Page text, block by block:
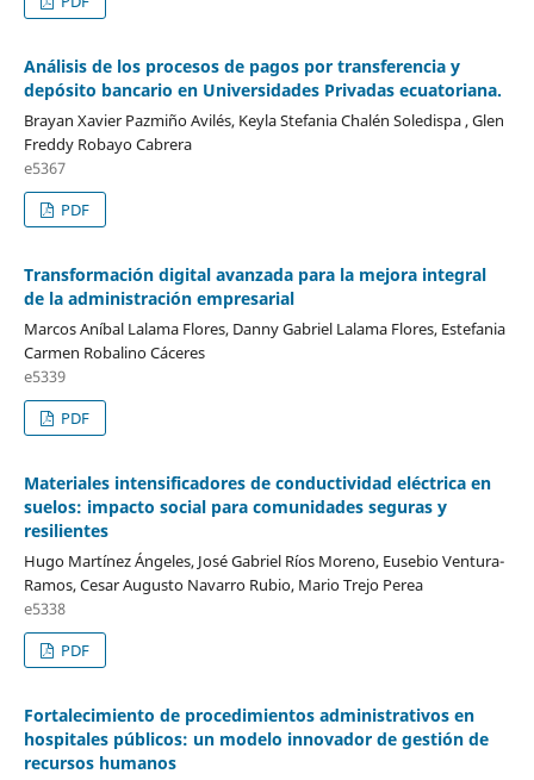
Análisis de los procesos de pagos por transferencia y
depósito bancario en Universidades Privadas ecuatoriana.
Brayan Xavier Pazmiño Avilés, Keyla Stefania Chalén Soledispa , Glen
Freddy Robayo Cabrera
e5367
PDF
Transformación digital avanzada para la mejora integral
de la administración empresarial
Marcos Aníbal Lalama Flores, Danny Gabriel Lalama Flores, Estefania
Carmen Robalino Cáceres
e5339
PDF
Materiales intensificadores de conductividad eléctrica en
suelos: impacto social para comunidades seguras y
resilientes
Hugo Martínez Ángeles, José Gabriel Ríos Moreno, Eusebio Ventura-
Ramos, Cesar Augusto Navarro Rubio, Mario Trejo Perea
e5338
PDF
Fortalecimiento de procedimientos administrativos en
hospitales públicos: un modelo innovador de gestión de
recursos humanos